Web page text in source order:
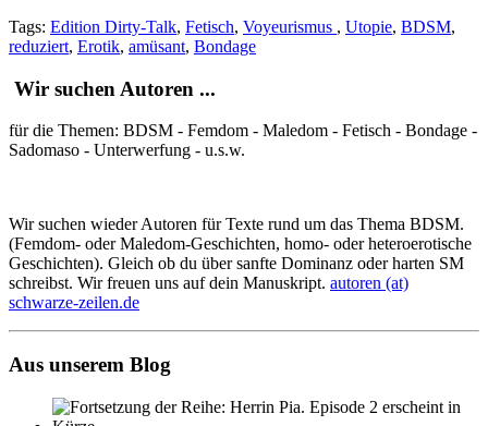
Tags: Edition Dirty-Talk, Fetisch, Voyeurismus , Utopie, BDSM,
reduziert, Erotik, amüsant, Bondage
Wir suchen Autoren ...
für die Themen: BDSM - Femdom - Maledom - Fetisch - Bondage -
Sadomaso - Unterwerfung - u.s.w.
Wir suchen wieder Autoren für Texte rund um das Thema BDSM.
(Femdom- oder Maledom-Geschichten, homo- oder heteroerotische
Geschichten). Gleich ob du über sanfte Dominanz oder harten SM
schreibst. Wir freuen uns auf dein Manuskript. autoren (at)
schwarze-zeilen.de
Aus unserem Blog